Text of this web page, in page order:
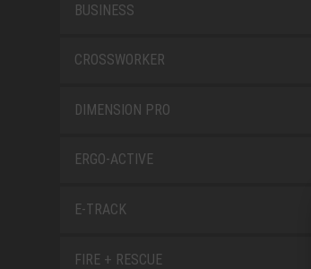
BUSINESS
CROSSWORKER
DIMENSION PRO
ERGO-ACTIVE
E-TRACK
FIRE + RESCUE